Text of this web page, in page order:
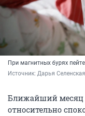
При магнитных бурях
Источник: Дарья
Ближайший месяц
относительно